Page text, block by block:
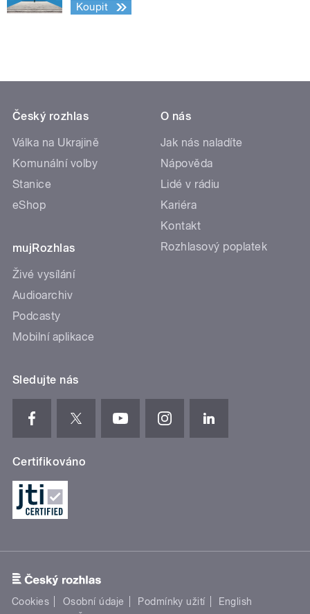
Koupit
Český rozhlas
Válka na Ukrajině
Komunální volby
Stanice
eShop
mujRozhlas
Živé vysílání
Audioarchiv
Podcasty
Mobilní aplikace
O nás
Jak nás naladíte
Nápověda
Lidé v rádiu
Kariéra
Kontakt
Rozhlasový poplatek
Sledujte nás
Certifikováno
Cookies Osobní údaje Podmínky užití
English